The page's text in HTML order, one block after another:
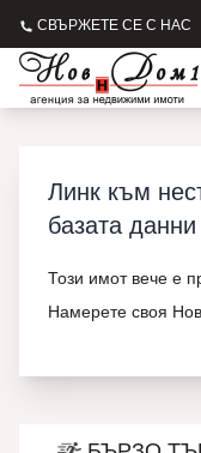
СВЪРЖЕТЕ СЕ С НАС
Линк към
базата данни
Този имот вече е
Намерете своя